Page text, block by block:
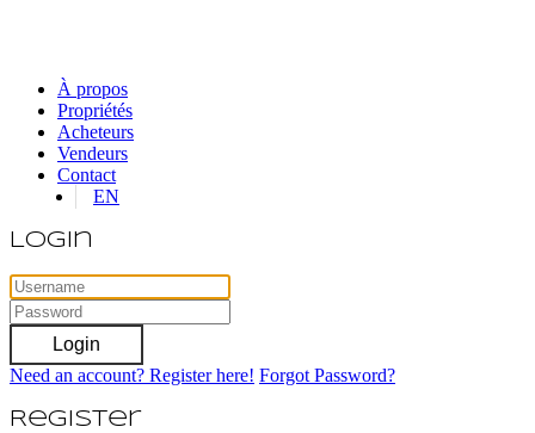
À propos
Propriétés
Acheteurs
Vendeurs
Contact
EN
Login
Login
Need an account? Register here! Forgot Password?
Register